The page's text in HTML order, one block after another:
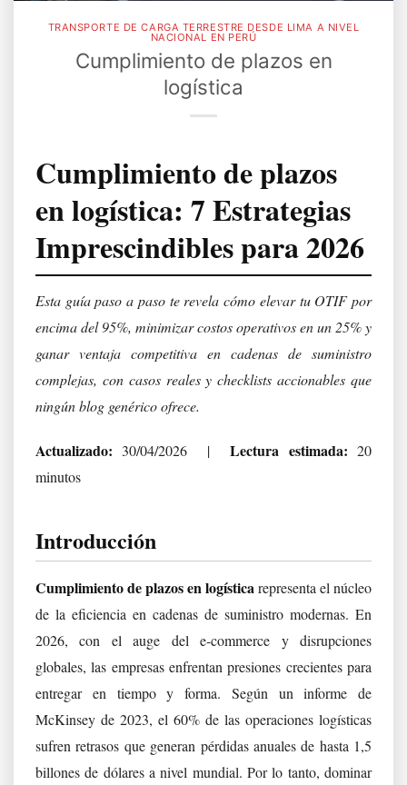
TRANSPORTE DE CARGA TERRESTRE DESDE LIMA A NIVEL
NACIONAL EN PERÚ
Cumplimiento de plazos en
logística
Cumplimiento de plazos
en logística: 7 Estrategias
Imprescindibles para 2026
Esta guía paso a paso te revela cómo elevar tu OTIF por
encima del 95%, minimizar costos operativos en un 25% y
ganar ventaja competitiva en cadenas de suministro
complejas, con casos reales y checklists accionables que
ningún blog genérico ofrece.
Actualizado: 30/04/2026 |Lectura estimada: 20
minutos
Introducción
Cumplimiento de plazos en logísticarepresenta el núcleo
de la eficiencia en cadenas de suministro modernas. En
2026, con el auge del e-commerce y disrupciones
globales, las empresas enfrentan presiones crecientes para
entregar en tiempo y forma. Según un informe de
McKinsey de 2023, el 60% de las operaciones logísticas
sufren retrasos que generan pérdidas anuales de hasta 1,5
billones de dólares a nivel mundial. Por lo tanto, dominar